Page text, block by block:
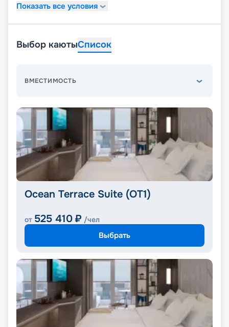
Показать все условия
Выбор каютыСписок
ВМЕСТИМОСТЬ
Ocean Terrace Suite (OT1)
от 525 410 ₽ /чел
Выбрать